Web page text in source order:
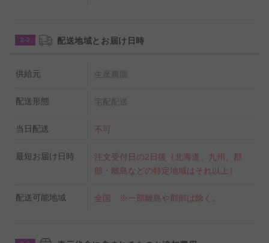
も香りが強いのも産直品からお届けする商品ならではの
ラらしく甘く華やかな香り
品種名：ルナロッサ（サーモンピンク系）・・・ティー
品種名：ジーノ（イエロー系）・・・スパイシーな香り
2-2 配送地域とお届け日時
供給元 生産農園
配送形態 宅配配送
当日配送 不可
最短お届け日時
注文受付日の2日後（北海道、九州、郡
部・離島などの特定地域はそれ以上）
配送可能地域 全国 ※一部離島や郡部は除く。